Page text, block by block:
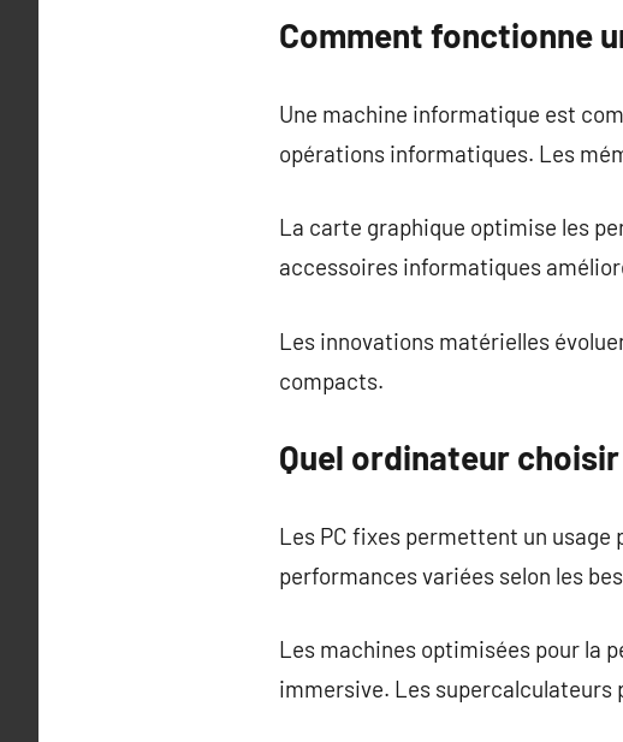
Comment fonctionne
Une machine informatique est
opérations informatiques. Les
La carte graphique optimise les
accessoires informatiques
Les innovations matérielles
compacts.
Quel ordinateur
Les PC fixes permettent un
performances variées selon les
Les machines optimisées pour la
immersive. Les supercalculateurs